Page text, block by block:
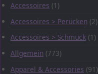
Accessoires (1)
Accessoires > Perücken (2)
Accessoires > Schmuck (1)
Allgemein (773)
Apparel & Accessories (91)